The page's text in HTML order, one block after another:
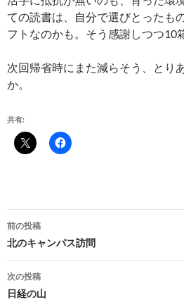
ての読書は、自分で選びとったも
フトなのかも。そう感謝しつつ10
次回帰省時にまた減らそう、とり
か。
共有:
投
稿
ナ
ビ
前の投稿
北のキャンパス訪問
次の投稿
日経の山